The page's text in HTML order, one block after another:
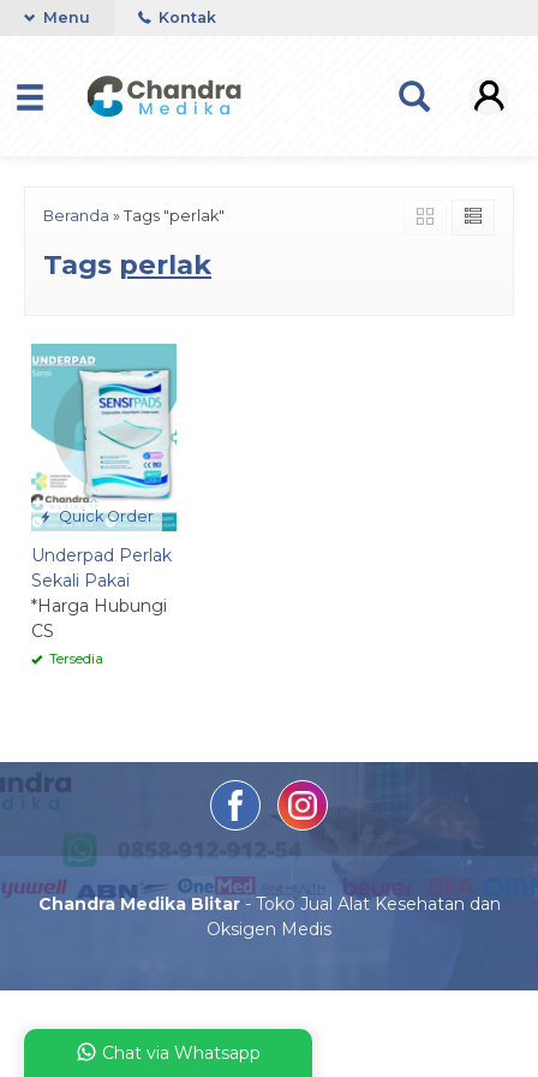
Menu Kontak
Beranda » Tags "perlak"
Tags perlak
Quick Order
Underpad Perlak
Sekali Pakai
*Harga Hubungi
CS
Tersedia
Chandra Medika Blitar- Toko Jual Alat Kesehatan dan
Oksigen Medis
Chat via Whatsapp